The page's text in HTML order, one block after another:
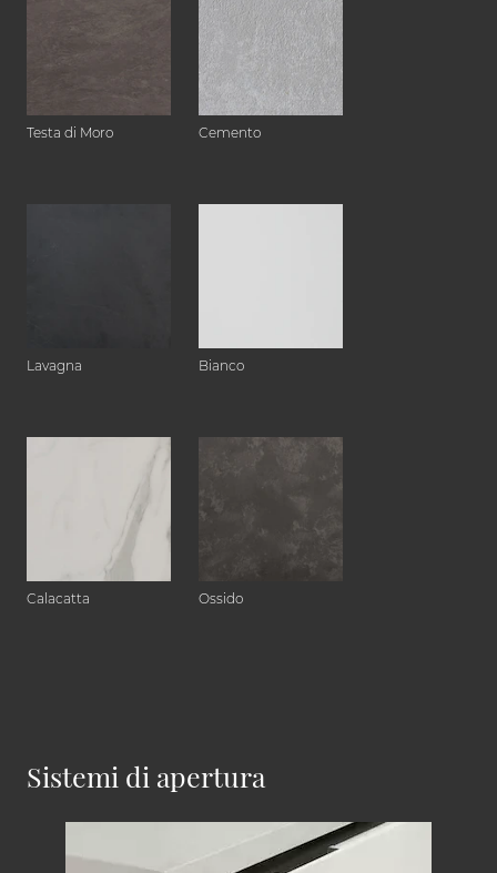
Testa di Moro Cemento
Lavagna Bianco
Calacatta Ossido
Sistemi di apertura